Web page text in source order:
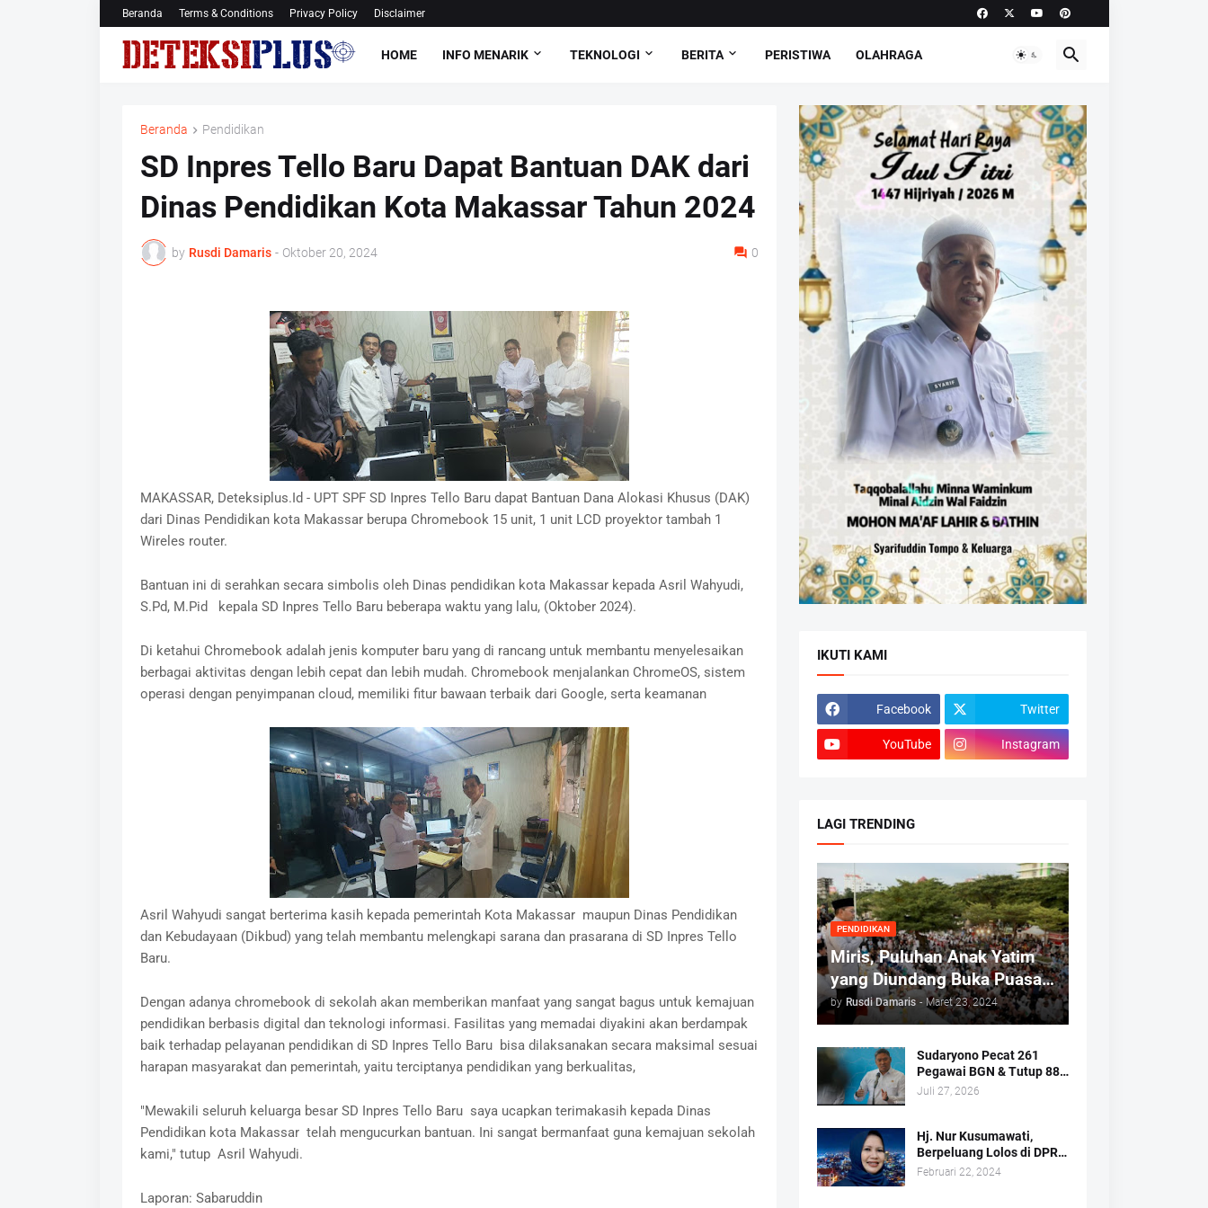
Beranda Terms & Conditions Privacy Policy Disclaimer
HOME INFO MENARIK TEKNOLOGI BERITA PERISTIWA OLAHRAGA
Beranda Pendidikan
SD Inpres Tello Baru Dapat Bantuan DAK dari
Dinas Pendidikan Kota Makassar Tahun 2024
by Rusdi Damaris - Oktober 20, 2024 0
MAKASSAR, Deteksiplus.Id - UPT SPF SD Inpres Tello Baru dapat Bantuan Dana Alokasi Khusus (DAK)
dari Dinas Pendidikan kota Makassar berupa Chromebook 15 unit, 1 unit LCD proyektor tambah 1
Wireles router.
Bantuan ini di serahkan secara simbolis oleh Dinas pendidikan kota Makassar kepada Asril Wahyudi,
S.Pd, M.Pid kepala SD Inpres Tello Baru beberapa waktu yang lalu, (Oktober 2024).
Di ketahui Chromebook adalah jenis komputer baru yang di rancang untuk membantu menyelesaikan
berbagai aktivitas dengan lebih cepat dan lebih mudah. Chromebook menjalankan ChromeOS, sistem
operasi dengan penyimpanan cloud, memiliki fitur bawaan terbaik dari Google, serta keamanan
Asril Wahyudi sangat berterima kasih kepada pemerintah Kota Makassar maupun Dinas Pendidikan
dan Kebudayaan (Dikbud) yang telah membantu melengkapi sarana dan prasarana di SD Inpres Tello
Baru.
Dengan adanya chromebook di sekolah akan memberikan manfaat yang sangat bagus untuk kemajuan
pendidikan berbasis digital dan teknologi informasi. Fasilitas yang memadai diyakini akan berdampak
baik terhadap pelayanan pendidikan di SD Inpres Tello Baru bisa dilaksanakan secara maksimal sesuai
harapan masyarakat dan pemerintah, yaitu terciptanya pendidikan yang berkualitas,
"Mewakili seluruh keluarga besar SD Inpres Tello Baru saya ucapkan terimakasih kepada Dinas
Pendidikan kota Makassar telah mengucurkan bantuan. Ini sangat bermanfaat guna kemajuan sekolah
kami," tutup Asril Wahyudi.
Laporan: Sabaruddin
IKUTI KAMI
Facebook Twitter
YouTube Instagram
LAGI TRENDING
PENDIDIKAN
Miris, Puluhan Anak Yatim
yang Diundang Buka Puasa
Bersama Tidak Dapat Jatah
Makan dan Infaq
by Rusdi Damaris - Maret 23, 2024
Sudaryono Pecat 261
Pegawai BGN & Tutup 883
Dapur MBG
Juli 27, 2026
Hj. Nur Kusumawati,
Berpeluang Lolos di DPRD
Kota Makassar Mewakili
Februari 22, 2024